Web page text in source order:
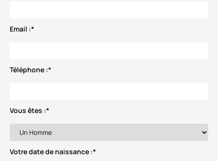
Email :*
Téléphone :*
Vous êtes :*
Votre date de naissance :*